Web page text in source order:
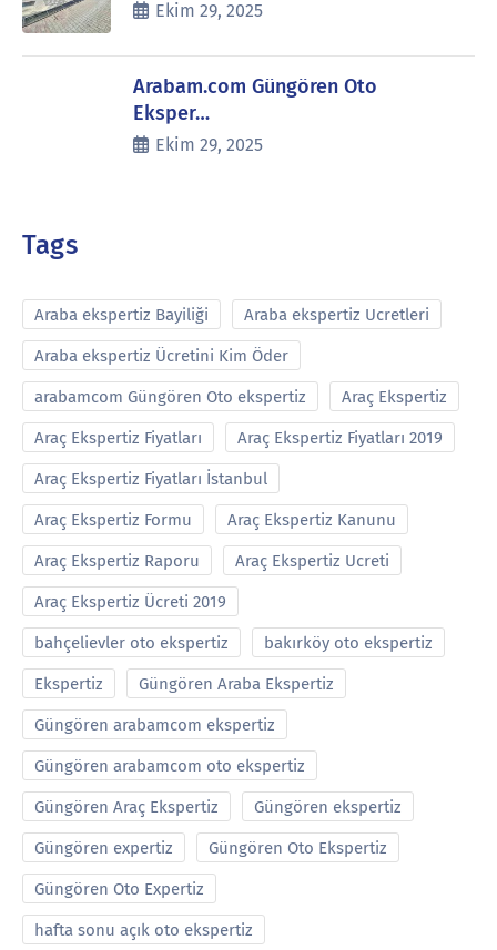
Ekim 29, 2025
Arabam.com Güngören Oto
Eksper…
Ekim 29, 2025
Tags
Araba ekspertiz Bayiliği Araba ekspertiz Ucretleri
Araba ekspertiz Ücretini Kim Öder
arabamcom Güngören Oto ekspertiz Araç Ekspertiz
Araç Ekspertiz Fiyatları Araç Ekspertiz Fiyatları 2019
Araç Ekspertiz Fiyatları İstanbul
Araç Ekspertiz Formu Araç Ekspertiz Kanunu
Araç Ekspertiz Raporu Araç Ekspertiz Ucreti
Araç Ekspertiz Ücreti 2019
bahçelievler oto ekspertiz bakırköy oto ekspertiz
Ekspertiz Güngören Araba Ekspertiz
Güngören arabamcom ekspertiz
Güngören arabamcom oto ekspertiz
Güngören Araç Ekspertiz Güngören ekspertiz
Güngören expertiz Güngören Oto Ekspertiz
Güngören Oto Expertiz
hafta sonu açık oto ekspertiz